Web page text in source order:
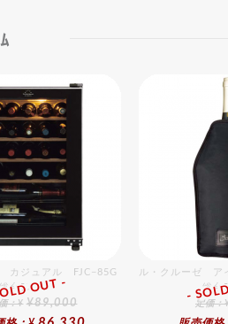
）BK
カジュアル FJC−85G（26本用）
総合ﾗﾝｷﾝｸﾞ
：¥ ¥89,000
OUT -
ル・クルーゼ ア
総合
定価：
-